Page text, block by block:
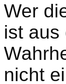
Wer
ist aus
nicht